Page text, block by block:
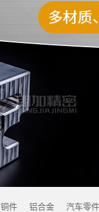
铜件 铝合金 汽车零件